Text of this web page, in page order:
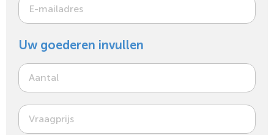
Uw goederen invullen